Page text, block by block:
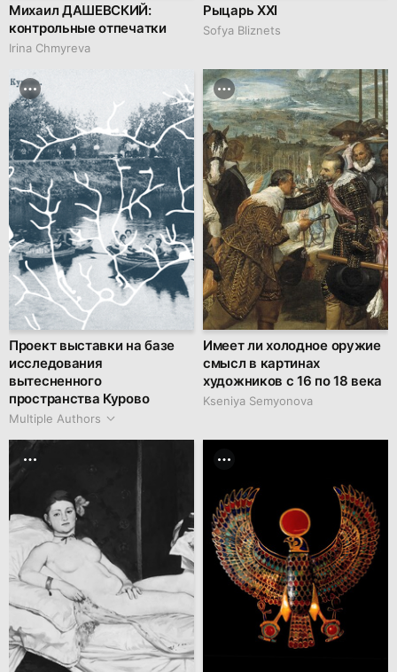
Михаил ДАШЕВСКИЙ:
контрольные отпечатки
Irina Chmyreva
Рыцарь XXI
Sofya Bliznets
Проект выставки на базе
исследования
вытесненного
пространства Курово
Multiple Authors
Имеет ли холодное оружие
смысл в картинах
художников с 16 по 18 века
Kseniya Semyonova